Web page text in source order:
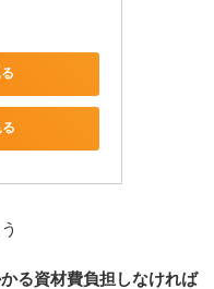
る資材費負担しなければ